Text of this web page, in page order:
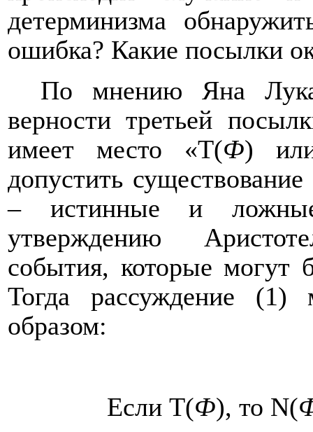
детерминизма
ошибка? Какие посылки
По мнению Яна
верности третьей
имеет место «T(Ф)
допустить
– истинные и
утверждению
события, которые
Тогда рассуждение (1)
образом:
Если T(Ф), то N(